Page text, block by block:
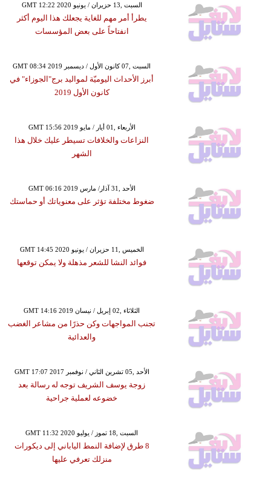
GMT 12:22 2020 السبت ,13 حزيران / يونيو
يطرأ أمر مهم للغاية يجعلك هذا اليوم أكثر
انفتاحاً على بعض المؤسسات
GMT 08:34 2019 السبت ,07 كانون الأول / ديسمبر
أبرز الأحداث اليوميّة لمواليد برج"الجوزاء" في
كانون الأول 2019
GMT 15:56 2019 الأربعاء ,01 أيار / مايو
النزاعات والخلافات تسيطر عليك خلال هذا
الشهر
GMT 06:16 2019 الأحد ,31 آذار/ مارس
ضغوط مختلفة تؤثر على معنوياتك أو حماستك
GMT 14:45 2020 الخميس ,11 حزيران / يونيو
فوائد النشا للشعر مذهلة ولا يمكن توقعها
GMT 14:16 2019 الثلاثاء ,02 إبريل / نيسان
تجنب المواجهات وكن حذرًا من مشاعر الغضب
والعدائية
GMT 17:07 2017 الأحد ,05 تشرين الثاني / نوفمبر
زوجة يوسف الشريف توجه له رسالة بعد
خضوعه لعملية جراحية
GMT 11:32 2020 السبت ,18 تموز / يوليو
8 طرق لإضافة النمط الياباني إلى ديكورات
منزلك تعرفي عليها